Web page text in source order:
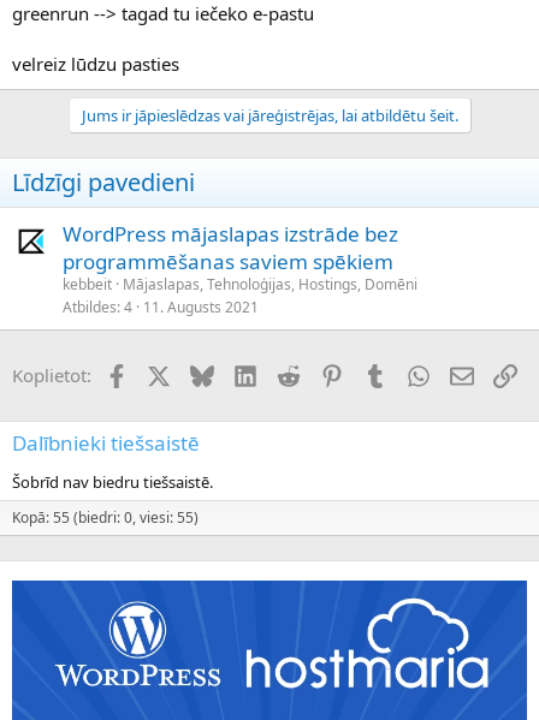
greenrun --> tagad tu iečeko e-pastu
velreiz lūdzu pasties
Jums ir jāpieslēdzas vai jāreģistrējas, lai atbildētu šeit.
Līdzīgi pavedieni
WordPress mājaslapas izstrāde bez
programmēšanas saviem spēkiem
kebbeit Mājaslapas, Tehnoloģijas, Hostings, Domēni
Atbildes 4 11. Augusts 2021
Koplietot: FacebookX (Twitter)
BlueskyLinkedInReddit PinterestTumblrWhatsApp
E-pasts
Dalībnieki tiešsaistē
Šobrīd nav biedru tiešsaistē.
Kopā: 55 (biedri: 0, viesi: 55)